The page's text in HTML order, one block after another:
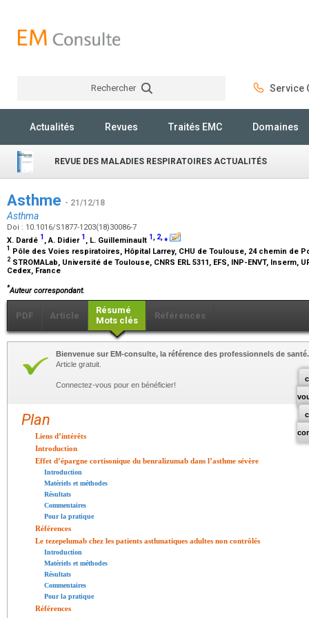
Rechercher Service
Actualités Revues Traités EMC Domaines
REVUE DES MALADIES RESPIRATOIRES ACTUALITÉS
Asthme - 21/12/18
Asthma
Doi : 10.1016/S1877-1203(18)30086-7
X. Dardé 1 , A. Didier 1 , L. Guilleminault 1, 2,⁎
1 Pôle des Voies respiratoires, Hôpital Larrey, CHU de Toulouse, 24 chemin de
2 STROMALab, Université de Toulouse, CNRS ERL 5311, EFS, INP-ENVT, Inserm,
Cedex, France
*Auteur correspondant.
PDF Article
Résumé
Mots clés
Références
Bienvenue sur EM-consulte, la référence des professionnels de santé.
Article gratuit.
Connectez-vous pour en bénéficier!
Plan
Liens d’intérêts
Introduction
Effet d’épargne cortisonique du benralizumab dans l’asthme sévère
Introduction
Matériels et méthodes
Résultats
Commentaires
Pour la pratique
Références
Le tezepelumab chez les patients asthmatiques adultes non contrôlés
Introduction
Matériels et méthodes
Résultats
Commentaires
Pour la pratique
Références